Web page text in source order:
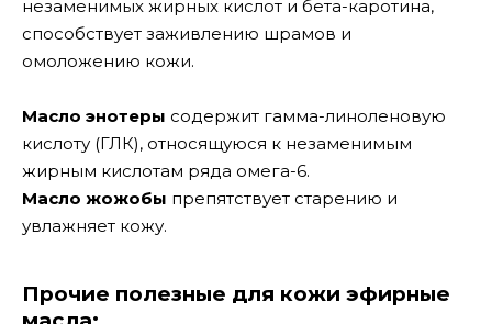
незаменимых жирных кислот и бета-каротина,
способствует заживлению шрамов и
омоложению кожи.
Масло энотеры содержит гамма-линоленовую
кислоту (ГЛК), относящуюся к незаменимым
жирным кислотам ряда омега-6.
Масло жожобы препятствует старению и
увлажняет кожу.
Прочие полезные для кожи эфирные